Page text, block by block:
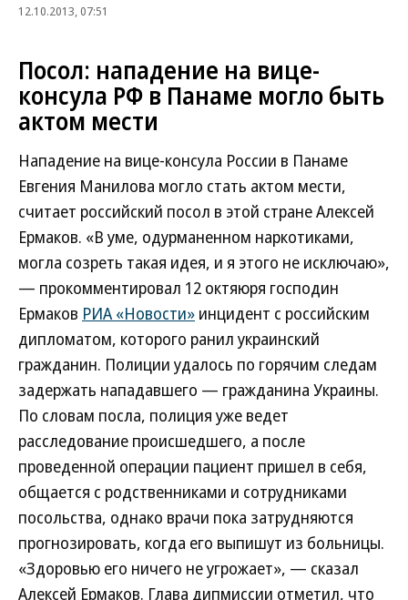
12.10.2013, 07:51
Посол: нападение на вице-
консула РФ в Панаме могло быть
актом мести
Нападение на вице-консула России в Панаме
Евгения Манилова могло стать актом мести,
считает российский посол в этой стране Алексей
Ермаков. «В уме, одурманенном наркотиками,
могла созреть такая идея, и я этого не исключаю»,
— прокомментировал 12 октяюря господин
Ермаков РИА «Новости» инцидент с российским
дипломатом, которого ранил украинский
гражданин. Полиции удалось по горячим следам
задержать нападавшего — гражданина Украины.
По словам посла, полиция уже ведет
расследование происшедшего, а после
проведенной операции пациент пришел в себя,
общается с родственниками и сотрудниками
посольства, однако врачи пока затрудняются
прогнозировать, когда его выпишут из больницы.
«Здоровью его ничего не угрожает», — сказал
Алексей Ермаков. Глава дипмиссии отметил, что